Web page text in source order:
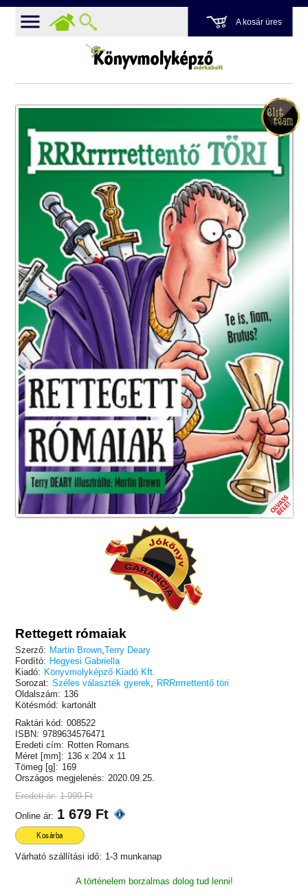
A kosár üres
Rettegett rómaiak
Szerző: Martin Brown ,Terry Deary
Fordító: Hegyesi Gabriella
Kiadó: Könyvmolyképző Kiadó Kft.
Sorozat: Széles választék gyerek
RRRrrrrettentő töri
Oldalszám: 136
Kötésmód: kartonált
Raktári kód: 008522
ISBN: 9789634576471
Eredeti cím: Rotten Romans
Méret [mm]: 136 x 204 x 11
Tömeg [g]: 169
Országos megjelenés: 2020.09.25.
Eredeti ár: 1 999 Ft
Online ár: 1 679 Ft
Kosárba
Várható szállítási idő: 1-3 munkanap
A történelem borzalmas dolog tud lenni!